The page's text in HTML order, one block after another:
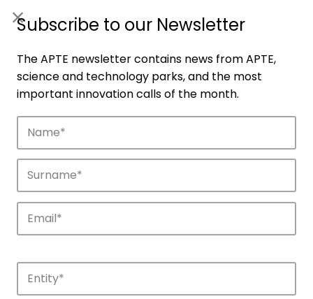
Companies
innovation in APTE’s parks.
Subscribe to our Newsletter
The APTE newsletter contains news from APTE,
science and technology parks, and the most
important innovation calls of the month.